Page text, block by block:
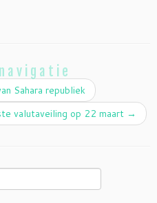
Sahara republiek
valutaveiling op 22 maart →